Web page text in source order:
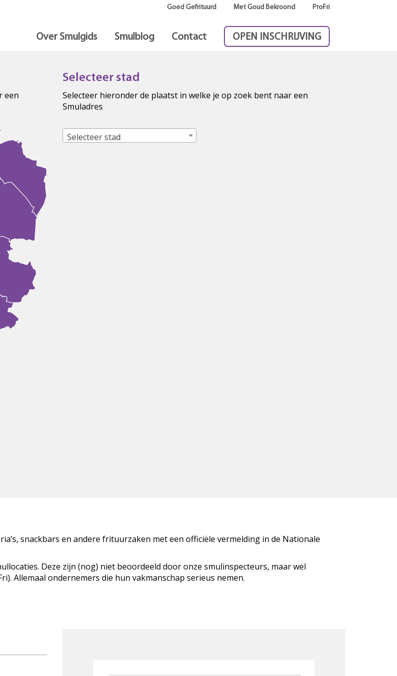
Goed Gefrituurd Met Goud Bekroond ProFri
Over Smulgids Smulblog Contact OPEN INSCHRIJVING
een
Selecteer stad
Selecteer hieronder de plaatst in welke je op zoek bent naar een
Smuladres
Selecteer stad
snackbars en andere frituurzaken met een officiële vermelding in de Nationale
Deze zijn (nog) niet beoordeeld door onze smulinspecteurs, maar wel
Allemaal ondernemers die hun vakmanschap serieus nemen.